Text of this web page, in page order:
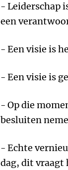
- Leiderschap
een
- Een visie is
- Een visie is
- Op die
besluiten
- Echte
dag, dit vraagt